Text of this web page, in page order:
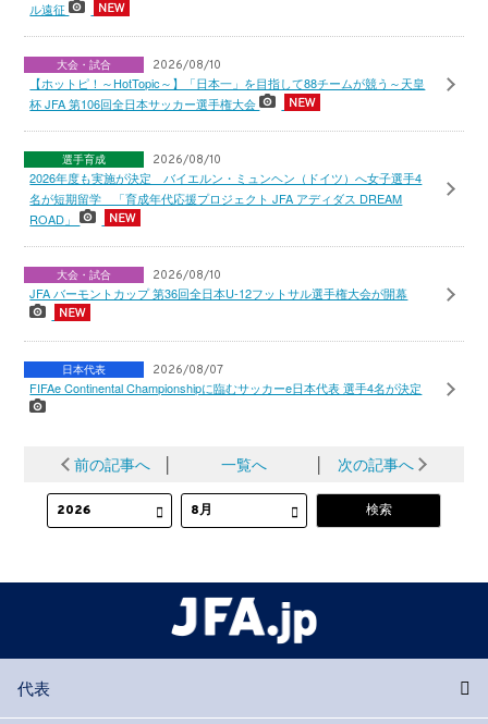
ル遠征
大会・試合 2026/08/10
【ホットピ！～HotTopic～】「日本一」を目指して88チームが競う～天皇
杯 JFA 第106回全日本サッカー選手権大会
選手育成 2026/08/10
2026年度も実施が決定 バイエルン・ミュンヘン（ドイツ）へ女子選手4
名が短期留学 「育成年代応援プロジェクト JFA アディダス DREAM
ROAD」
大会・試合 2026/08/10
JFA バーモントカップ 第36回全日本U-12フットサル選手権大会が開幕
日本代表 2026/08/07
FIFAe Continental Championshipに臨むサッカーe日本代表 選手4名が決定
前の記事へ │ 一覧へ │ 次の記事へ
代表